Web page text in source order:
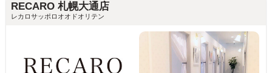
RECARO 札幌大通店
レカロサッポロオオドオリテン